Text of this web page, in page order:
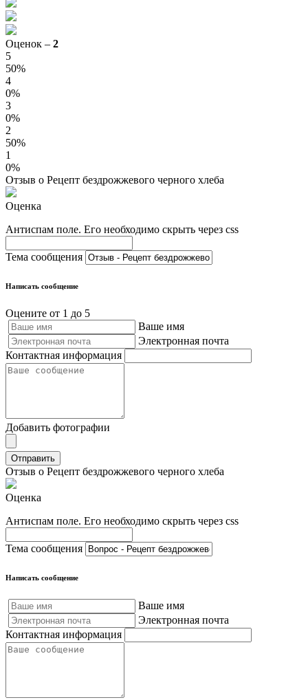
Оценок – 2
5
50%
4
0%
3
0%
2
50%
1
0%
Отзыв о Рецепт бездрожжевого черного хлеба
Оценка
Антиспам поле. Его необходимо скрыть через css
Тема сообщения
Написать сообщение
Оцените от 1 до 5
Ваше имя
Электронная почта
Контактная информация
Добавить фотографии
Отправить
Отзыв о Рецепт бездрожжевого черного хлеба
Оценка
Антиспам поле. Его необходимо скрыть через css
Тема сообщения
Написать сообщение
Ваше имя
Электронная почта
Контактная информация